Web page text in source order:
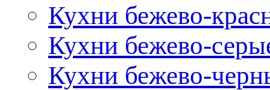
Кухни бежево-
Кухни бежево-
Кухни бежево-